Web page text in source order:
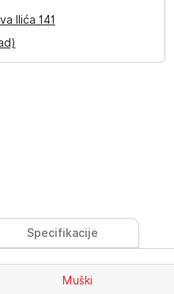
Ilića 141
Specifikacije
Muški